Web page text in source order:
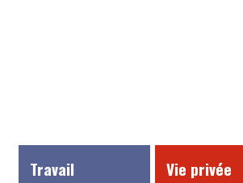
Travail Vie privée